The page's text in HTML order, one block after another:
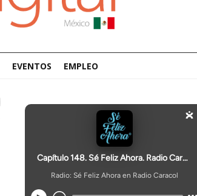
EVENTOS EMPLEO